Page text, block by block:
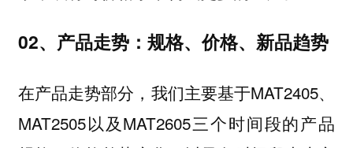
02、产品走势：规格、价格、新品趋势
在产品走势部分，我们主要基于MAT2405、
MAT2505以及MAT2605三个时间段的产品